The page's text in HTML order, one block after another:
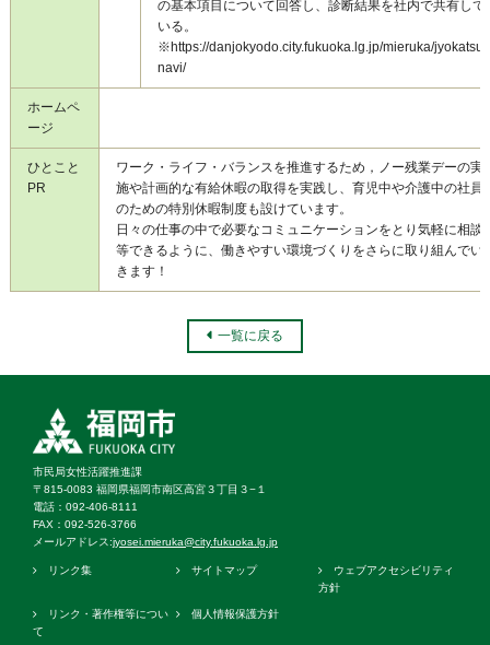
の基本項目について回答し、診断結果を社内で共有して
いる。
※https://danjokyodo.city.fukuoka.lg.jp/mieruka/jyokatsu-
navi/
ホームペ
ージ
ひとこと
PR
ワーク・ライフ・バランスを推進するため，ノー残業デーの実
施や計画的な有給休暇の取得を実践し、育児中や介護中の社員
のための特別休暇制度も設けています。
日々の仕事の中で必要なコミュニケーションをとり気軽に相談
等できるように、働きやすい環境づくりをさらに取り組んでい
きます！
一覧に戻る
市民局女性活躍推進課
〒815-0083 福岡県福岡市南区高宮３丁目３−１
電話：092‐406‐8111
FAX：092‐526‐3766
メールアドレス:jyosei.mieruka@city.fukuoka.lg.jp
リンク集 サイトマップ
ウェブアクセシビリティ
方針
リンク・著作権等につい
て
個人情報保護方針